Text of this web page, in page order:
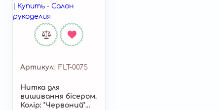
Артикул FLT-007S
Нитка для
вишивання бісером.
Колір: "Червоний"